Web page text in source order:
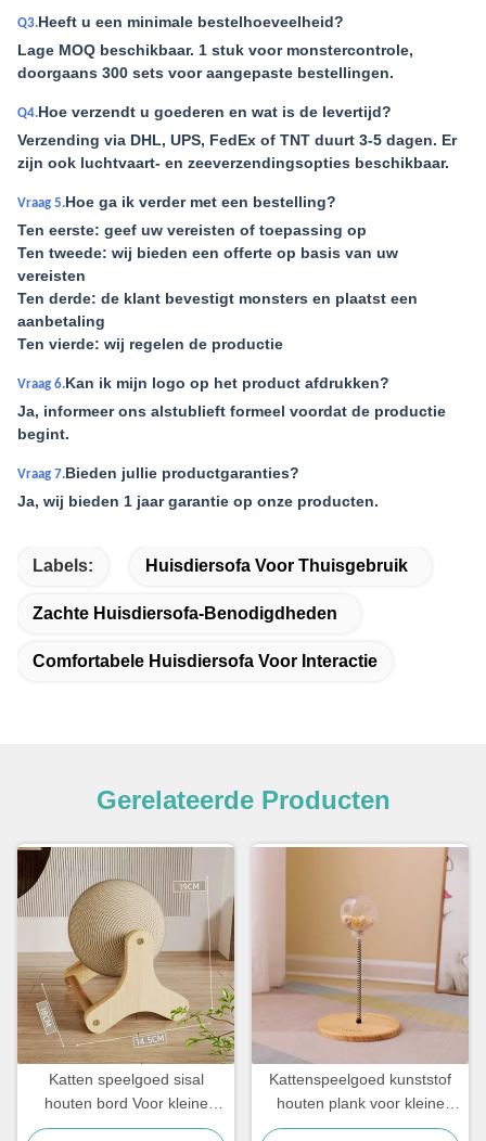
Q3.Heeft u een minimale bestelhoeveelheid?
Lage MOQ beschikbaar. 1 stuk voor monstercontrole,
doorgaans 300 sets voor aangepaste bestellingen.
Q4.Hoe verzendt u goederen en wat is de levertijd?
Verzending via DHL, UPS, FedEx of TNT duurt 3-5 dagen. Er
zijn ook luchtvaart- en zeeverzendingsopties beschikbaar.
Vraag 5.Hoe ga ik verder met een bestelling?
Ten eerste: geef uw vereisten of toepassing op
Ten tweede: wij bieden een offerte op basis van uw
vereisten
Ten derde: de klant bevestigt monsters en plaatst een
aanbetaling
Ten vierde: wij regelen de productie
Vraag 6.Kan ik mijn logo op het product afdrukken?
Ja, informeer ons alstublieft formeel voordat de productie
begint.
Vraag 7.Bieden jullie productgaranties?
Ja, wij bieden 1 jaar garantie op onze producten.
Labels: Huisdiersofa Voor Thuisgebruik
Zachte Huisdiersofa-Benodigdheden
Comfortabele Huisdiersofa Voor Interactie
Gerelateerde Producten
Katten speelgoed sisal
houten bord Voor kleine
honden en katten Eenvoudig
Kattenspeelgoed kunststof
houten plank voor kleine
honden en katten Eenvoudig